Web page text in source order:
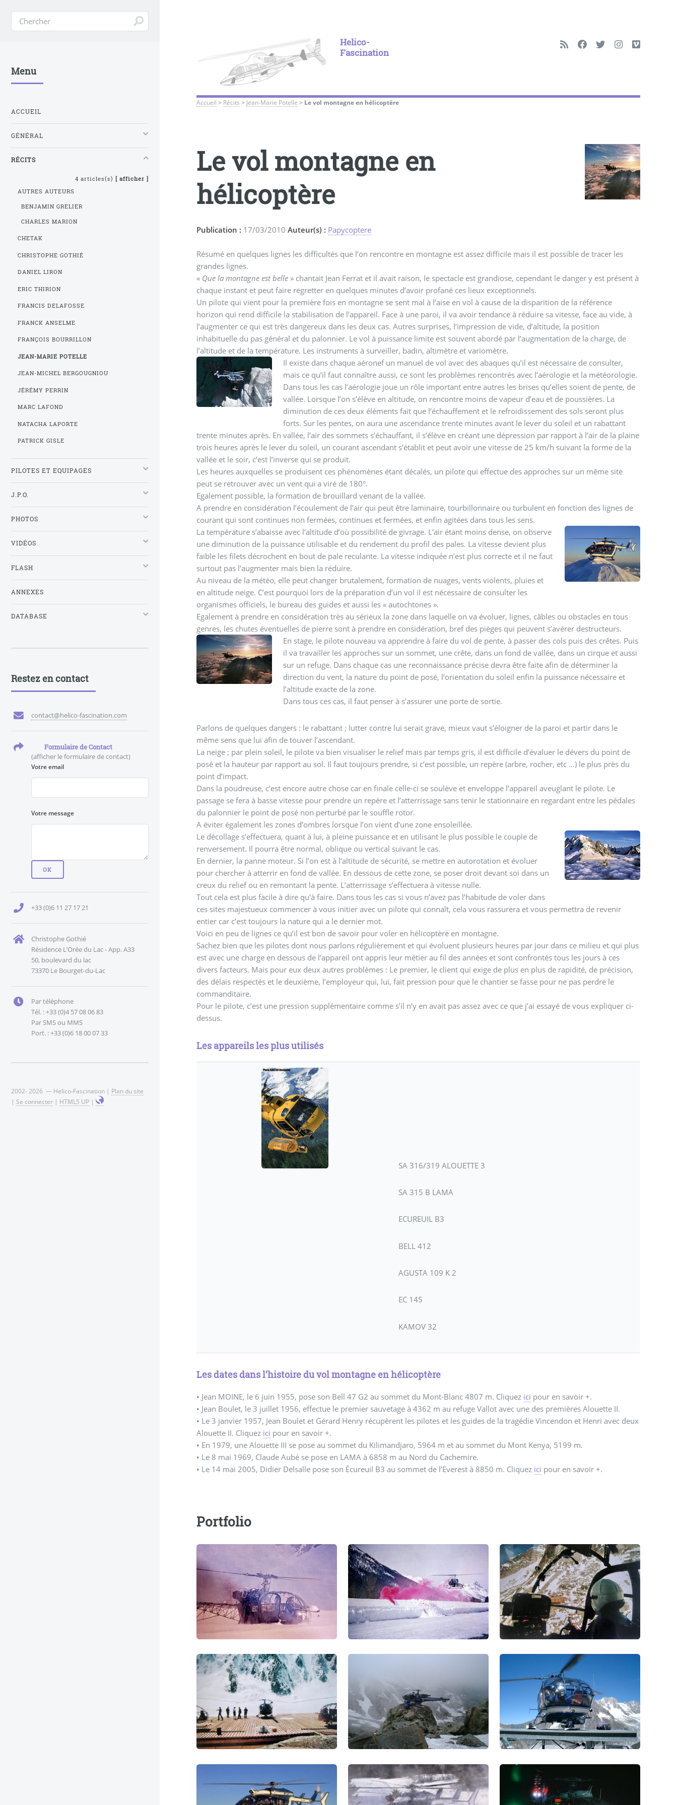
Helico-
Fascination
Accueil > Récits > Jean-Marie Potelle > Le vol montagne en hélicoptère
Le vol montagne en
hélicoptère
Publication : 17/03/2010Auteur(s) : Papycoptere
Résumé en quelques lignes les difficultés que l’on rencontre en montagne est assez difficile mais il est possible de tracer les
grandes lignes.
« Que la montagne est belle » chantait Jean Ferrat et il avait raison, le spectacle est grandiose, cependant le danger y est présent à
chaque instant et peut faire regretter en quelques minutes d’avoir profané ces lieux exceptionnels.
Un pilote qui vient pour la première fois en montagne se sent mal à l’aise en vol à cause de la disparition de la référence
horizon qui rend difficile la stabilisation de l’appareil. Face à une paroi, il va avoir tendance à réduire sa vitesse, face au vide, à
l’augmenter ce qui est très dangereux dans les deux cas. Autres surprises, l’impression de vide, d’altitude, la position
inhabituelle du pas général et du palonnier. Le vol à puissance limite est souvent abordé par l’augmentation de la charge, de
l’altitude et de la température. Les instruments à surveiller, badin, altimètre et variomètre.
Il existe dans chaque aéronef un manuel de vol avec des abaques qu’il est nécessaire de consulter,
mais ce qu’il faut connaître aussi, ce sont les problèmes rencontrés avec l’aérologie et la météorologie.
Dans tous les cas l’aérologie joue un rôle important entre autres les brises qu’elles soient de pente, de
vallée. Lorsque l’on s’élève en altitude, on rencontre moins de vapeur d’eau et de poussières. La
diminution de ces deux éléments fait que l’échauffement et le refroidissement des sols seront plus
forts. Sur les pentes, on aura une ascendance trente minutes avant le lever du soleil et un rabattant
trente minutes après. En vallée, l’air des sommets s’échauffant, il s’élève en créant une dépression par rapport à l’air de la plaine
trois heures après le lever du soleil, un courant ascendant s’établit et peut avoir une vitesse de 25 km/h suivant la forme de la
vallée et le soir, c’est l’inverse qui se produit.
Les heures auxquelles se produisent ces phénomènes étant décalés, un pilote qui effectue des approches sur un même site
peut se retrouver avec un vent qui a viré de 180°.
Egalement possible, la formation de brouillard venant de la vallée.
A prendre en considération l’écoulement de l’air qui peut être laminaire, tourbillonnaire ou turbulent en fonction des lignes de
courant qui sont continues non fermées, continues et fermées, et enfin agitées dans tous les sens.
La température s’abaisse avec l’altitude d’où possibilité de givrage. L’air étant moins dense, on observe
une diminution de la puissance utilisable et du rendement du profil des pales. La vitesse devient plus
faible les filets décrochent en bout de pale reculante. La vitesse indiquée n’est plus correcte et il ne faut
surtout pas l’augmenter mais bien la réduire.
Au niveau de la météo, elle peut changer brutalement, formation de nuages, vents violents, pluies et
en altitude neige. C’est pourquoi lors de la préparation d’un vol il est nécessaire de consulter les
organismes officiels, le bureau des guides et aussi les « autochtones ».
Egalement à prendre en considération très au sérieux la zone dans laquelle on va évoluer, lignes, câbles ou obstacles en tous
genres, les chutes éventuelles de pierre sont à prendre en considération, bref des pièges qui peuvent s’avérer destructeurs.
En stage, le pilote nouveau va apprendre à faire du vol de pente, à passer des cols puis des crêtes. Puis
il va travailler les approches sur un sommet, une crête, dans un fond de vallée, dans un cirque et aussi
sur un refuge. Dans chaque cas une reconnaissance précise devra être faite afin de déterminer la
direction du vent, la nature du point de posé, l’orientation du soleil enfin la puissance nécessaire et
l’altitude exacte de la zone.
Dans tous ces cas, il faut penser à s’assurer une porte de sortie.
Parlons de quelques dangers : le rabattant ; lutter contre lui serait grave, mieux vaut s’éloigner de la paroi et partir dans le
même sens que lui afin de touver l’ascendant.
La neige ; par plein soleil, le pilote va bien visualiser le relief mais par temps gris, il est difficile d’évaluer le dévers du point de
posé et la hauteur par rapport au sol. Il faut toujours prendre, si c’est possible, un repère (arbre, rocher, etc …) le plus près du
point d’impact.
Dans la poudreuse, c’est encore autre chose car en finale celle-ci se soulève et enveloppe l’appareil aveuglant le pilote. Le
passage se fera à basse vitesse pour prendre un repère et l’atterrissage sans tenir le stationnaire en regardant entre les pédales
du palonnier le point de posé non perturbé par le souffle rotor.
A éviter également les zones d’ombres lorsque l’on vient d’une zone ensoleillée.
Le décollage s’effectuera, quant à lui, à pleine puissance et en utilisant le plus possible le couple de
renversement. Il pourra être normal, oblique ou vertical suivant le cas.
En dernier, la panne moteur. Si l’on est à l’altitude de sécurité, se mettre en autorotation et évoluer
pour chercher à atterrir en fond de vallée. En dessous de cette zone, se poser droit devant soi dans un
creux du relief ou en remontant la pente. L’atterrissage s’effectuera à vitesse nulle.
Tout cela est plus facile à dire qu’à faire. Dans tous les cas si vous n’avez pas l’habitude de voler dans
ces sites majestueux commencer à vous initier avec un pilote qui connaît, cela vous rassurera et vous permettra de revenir
entier car c’est toujours la nature qui a le dernier mot.
Voici en peu de lignes ce qu’il est bon de savoir pour voler en hélicoptère en montagne.
Sachez bien que les pilotes dont nous parlons régulièrement et qui évoluent plusieurs heures par jour dans ce milieu et qui plus
est avec une charge en dessous de l’appareil ont appris leur métier au fil des années et sont confrontés tous les jours à ces
divers facteurs. Mais pour eux deux autres problèmes : Le premier, le client qui exige de plus en plus de rapidité, de précision,
des délais respectés et le deuxième, l’employeur qui, lui, fait pression pour que le chantier se fasse pour ne pas perdre le
commanditaire.
Pour le pilote, c’est une pression supplémentaire comme s’il n’y en avait pas assez avec ce que j’ai essayé de vous expliquer ci-
dessus.
Les appareils les plus utilisés
SA 316/319 ALOUETTE 3
SA 315 B LAMA
ECUREUIL B3
BELL 412
AGUSTA 109 K 2
EC 145
KAMOV 32
Les dates dans l’histoire du vol montagne en hélicoptère
• Jean MOINE, le 6 juin 1955, pose son Bell 47 G2 au sommet du Mont-Blanc 4807 m. Cliquez ici pour en savoir +.
• Jean Boulet, le 3 juillet 1956, effectue le premier sauvetage à 4362 m au refuge Vallot avec une des premières Alouette II.
• Le 3 janvier 1957, Jean Boulet et Gérard Henry récupèrent les pilotes et les guides de la tragédie Vincendon et Henri avec deux
Alouette II. Cliquez ici pour en savoir +.
• En 1979, une Alouette III se pose au sommet du Kilimandjaro, 5964 m et au sommet du Mont Kenya, 5199 m.
• Le 8 mai 1969, Claude Aubé se pose en LAMA à 6858 m au Nord du Cachemire.
• Le 14 mai 2005, Didier Delsalle pose son Écureuil B3 au sommet de l’Everest à 8850 m. Cliquez ici pour en savoir +.
Portfolio
Menu
ACCUEIL
GÉNÉRAL
RÉCITS
4 articles(s) [ afficher ]
AUTRES AUTEURS
BENJAMIN GRELIER
CHARLES MARION
CHETAK
CHRISTOPHE GOTHIÉ
DANIEL LIRON
ERIC THIRION
FRANCIS DELAFOSSE
FRANCK ANSELME
FRANÇOIS BOURRILLON
JEAN-MARIE POTELLE
JEAN-MICHEL BERGOUGNIOU
JÉRÉMY PERRIN
MARC LAFOND
NATACHA LAPORTE
PATRICK GISLE
PILOTES ET EQUIPAGES
J.P.O.
PHOTOS
VIDÉOS
FLASH
ANNEXES
DATABASE
Restez en contact
contact@helico-fascination.com
Formulaire de Contact
(afficher le formulaire de contact)
Votre email
Votre message
+33 (0)6 11 27 17 21
Christophe Gothié
Résidence L’Orée du Lac - App. A33
50, boulevard du lac
73370 Le Bourget-du-Lac
Par téléphone
Tél. : +33 (0)4 57 08 06 83
Par SMS ou MMS
Port. : +33 (0)6 18 00 07 33
2002- 2026 — Helico-Fascination | Plan du site
| Se connecter | HTML5 UP |